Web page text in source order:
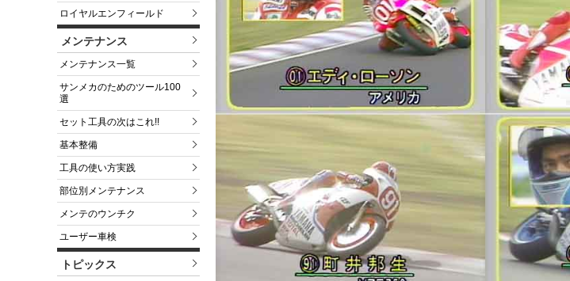
ロイヤルエンフィールド
メンテナンス
メンテナンス一覧
サンメカのためのツール100
選
セット工具の次はこれ!!
基本整備
工具の使い方実践
部位別メンテナンス
メンテのウンチク
ユーザー車検
トピックス